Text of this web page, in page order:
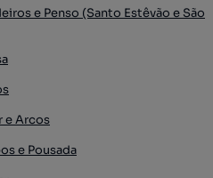
e Penso (Santo Estêvão e São
e Arcos
e Pousada